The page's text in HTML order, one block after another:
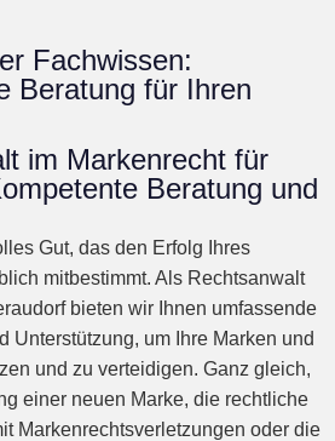
Fachwissen:
Beratung für Ihren
im Markenrecht für
Beratung und
Gut, das den Erfolg Ihres
mitbestimmt. Als Rechtsanwalt
bieten wir Ihnen umfassende
Unterstützung, um Ihre Marken und
und zu verteidigen. Ganz gleich,
einer neuen Marke, die rechtliche
Markenrechtsverletzungen oder die